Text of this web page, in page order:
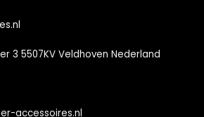
3 5507KV Veldhoven Nederland
accessoires.nl